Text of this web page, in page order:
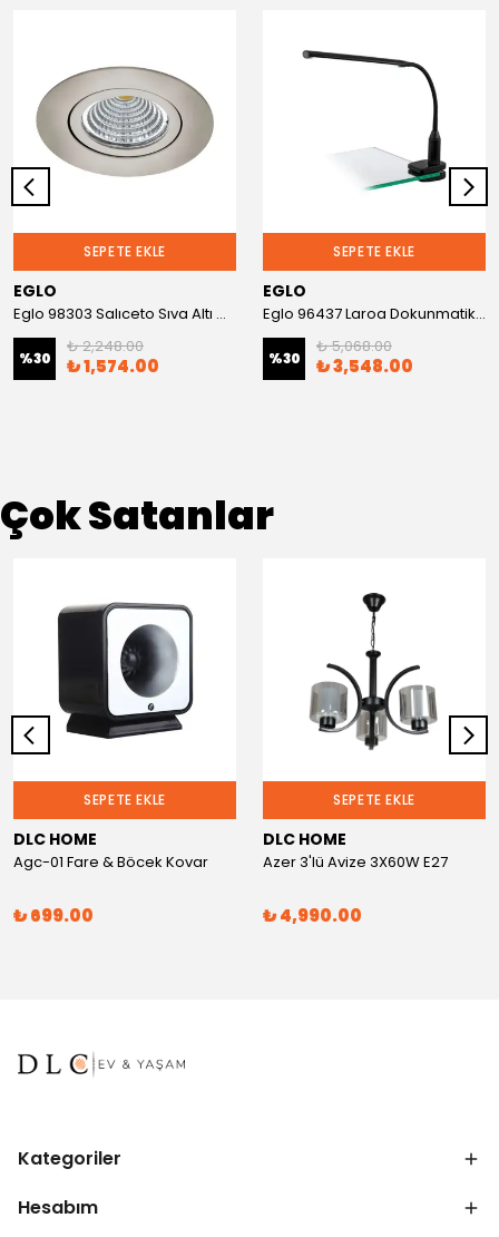
SEPETE EKLE
EGLO
Eglo 98303 Salıceto Sıva Altı Gömme Spot
%30
₺ 2,248.00
₺ 1,574.00
SEPETE EKLE
EGLO
Eglo 96437 Laroa Dokunmatik Mandallı Sıva Üstü Spot
%30
₺ 5,068.00
₺ 3,548.00
Çok Satanlar
SEPETE EKLE
DLC HOME
Agc-01 Fare & Böcek Kovar
₺ 699.00
SEPETE EKLE
DLC HOME
Azer 3'lü Avize 3X60W E27
₺ 4,990.00
Kategoriler
Hesabım